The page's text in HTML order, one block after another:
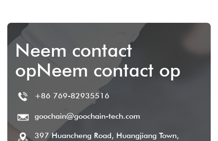
Neem contact
opNeem contact op
+86 769-82935516
goochain@goochain-tech.com
397 Huancheng Road, Huangjiang Town,